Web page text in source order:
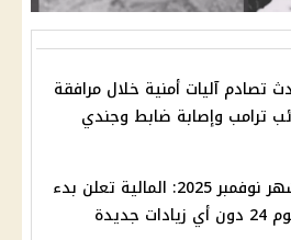
تصادم آليات أمنية خلال مرافقة
ترامب وإصابة ضابط وجندي
مرتبات شهر نوفمبر 2025: المالية تعلن بدء